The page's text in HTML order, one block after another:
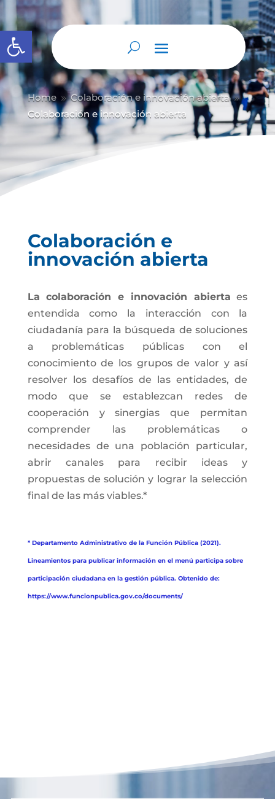
Abrir barra de herramientas
Home 9 Colaboración e innovación abierta 9
Colaboración e innovación abierta
Colaboración e
innovación abierta
La colaboración e innovación abierta es
entendida como la interacción con la
ciudadanía para la búsqueda de soluciones
a problemáticas públicas con el
conocimiento de los grupos de valor y así
resolver los desafíos de las entidades, de
modo que se establezcan redes de
cooperación y sinergias que permitan
comprender las problemáticas o
necesidades de una población particular,
abrir canales para recibir ideas y
propuestas de solución y lograr la selección
final de las más viables.*
* Departamento Administrativo de la Función Pública (2021).
Lineamientos para publicar información en el menú participa sobre
participación ciudadana en la gestión pública. Obtenido de:
https://www.funcionpublica.gov.co/documents/